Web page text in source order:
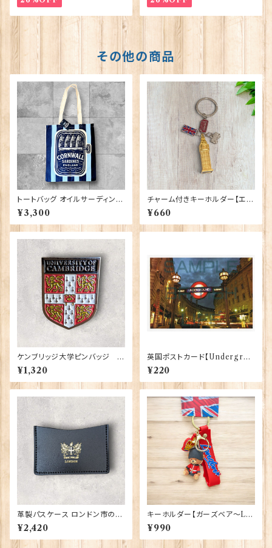
その他の商品
トートバッグ オイルサーディン E
lgate Products 90431
¥3,300
チャーム付きキーホルダー【エリ
ザベスタワー】A&S Gift 9042
4
¥660
ケンブリッジ大学ピンバッジ El
gate Products 90416
¥1,320
英国ポストカード【Undergrou
nd - London】Jadges 90339
-09
¥220
革製パスケース ロンドン市の紋
章入り【Black】R.C.Brady 90
381-Black
¥2,420
キーホルダー【ガーズベア〜LO
NDON〜】Elgate Products
90390
¥990